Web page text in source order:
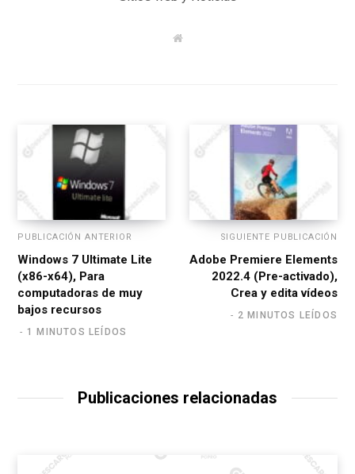
W
PUBLICACIÓN ANTERIOR
Windows 7 Ultimate Lite
(x86-x64), Para
computadoras de muy
bajos recursos
1 MINUTOS LEÍDOS
SIGUIENTE PUBLICACIÓN
Adobe Premiere Elements
2022.4 (Pre-activado),
Crea y edita vídeos
2 MINUTOS LEÍDOS
Publicaciones relacionadas